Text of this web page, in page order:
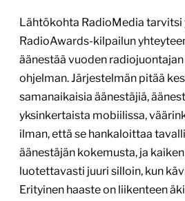
Lähtökohta RadioMedia tarvitsi
RadioAwards-kilpailun
äänestää vuoden
ohjelman. Järjestelmän pitää
samanaikaisia äänestäjiä,
yksinkertaista mobiilissa,
ilman, että se hankaloittaa
äänestäjän kokemusta, ja
luotettavasti juuri silloin, kun
Erityinen haaste on liikenteen